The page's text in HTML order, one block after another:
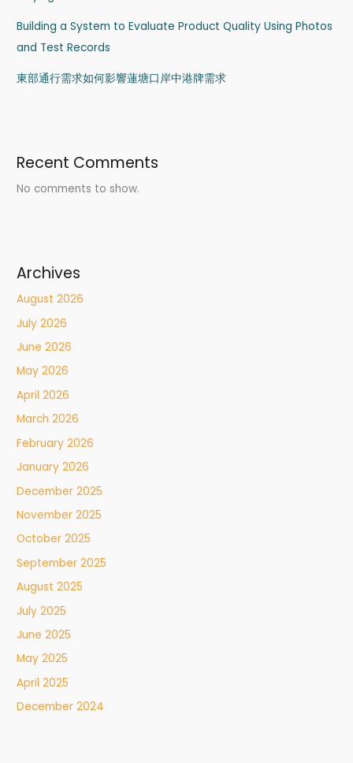
Building a System to Evaluate Product Quality Using Photos
and Test Records
東部通行需求如何影響蓮塘口岸中港牌需求
Recent Comments
No comments to show.
Archives
August 2026
July 2026
June 2026
May 2026
April 2026
March 2026
February 2026
January 2026
December 2025
November 2025
October 2025
September 2025
August 2025
July 2025
June 2025
May 2025
April 2025
December 2024